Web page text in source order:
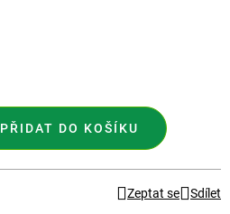
PŘIDAT DO KOŠÍKU
Zeptat se Sdílet